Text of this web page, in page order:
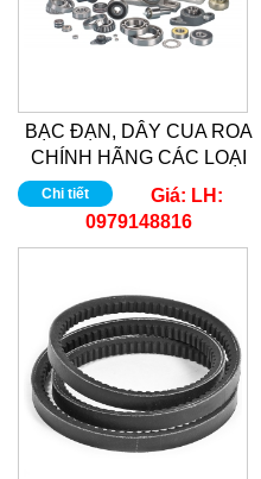
BẠC ĐẠN, DÂY CUA ROA
CHÍNH HÃNG CÁC LOẠI
Chi tiết Giá: LH:
0979148816